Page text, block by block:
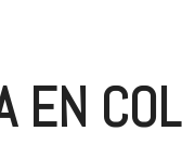
una prueba de
EN